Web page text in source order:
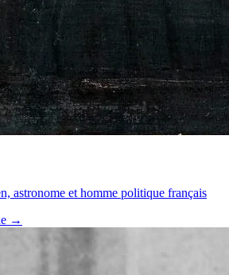
astronome et homme politique français
→